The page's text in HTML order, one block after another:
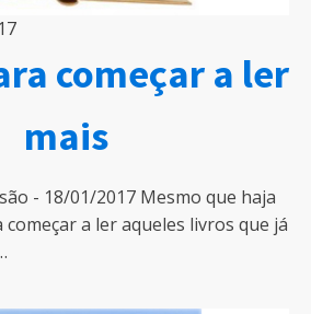
começar a ler
mais
- 18/01/2017 Mesmo que haja
a ler aqueles livros que já